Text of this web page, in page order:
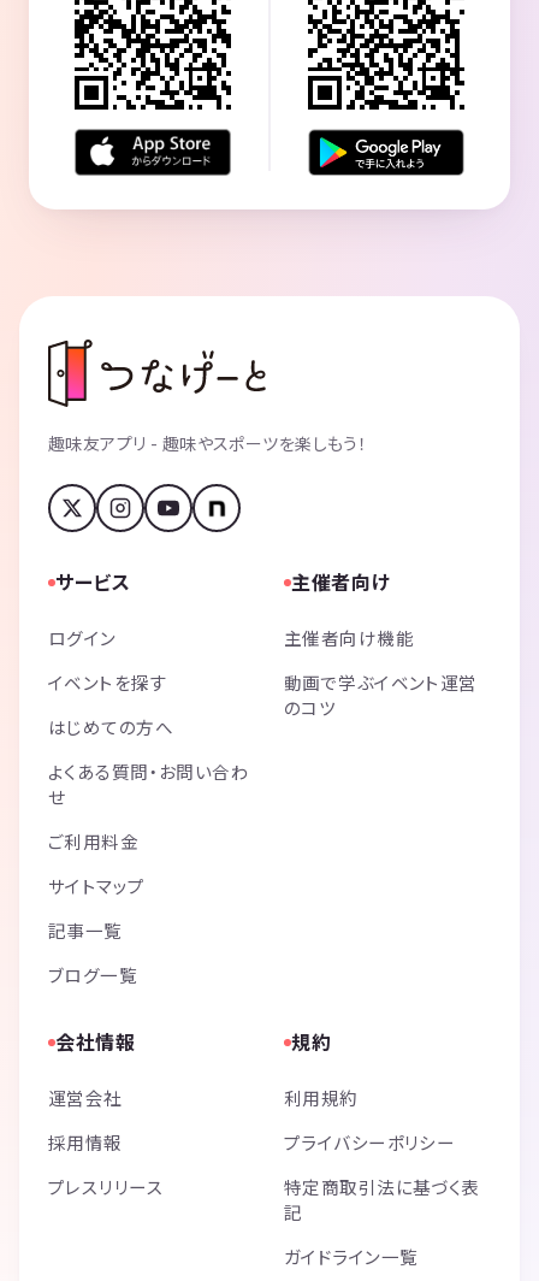
趣味友アプリ - 趣味やスポーツを楽しもう！
サービス
ログイン
イベントを探す
はじめての方へ
よくある質問・お問い合わ
せ
ご利用料金
サイトマップ
記事一覧
ブログ一覧
主催者向け
主催者向け機能
動画で学ぶイベント運営
のコツ
会社情報
運営会社
採用情報
プレスリリース
規約
利用規約
プライバシーポリシー
特定商取引法に基づく表
記
ガイドライン一覧